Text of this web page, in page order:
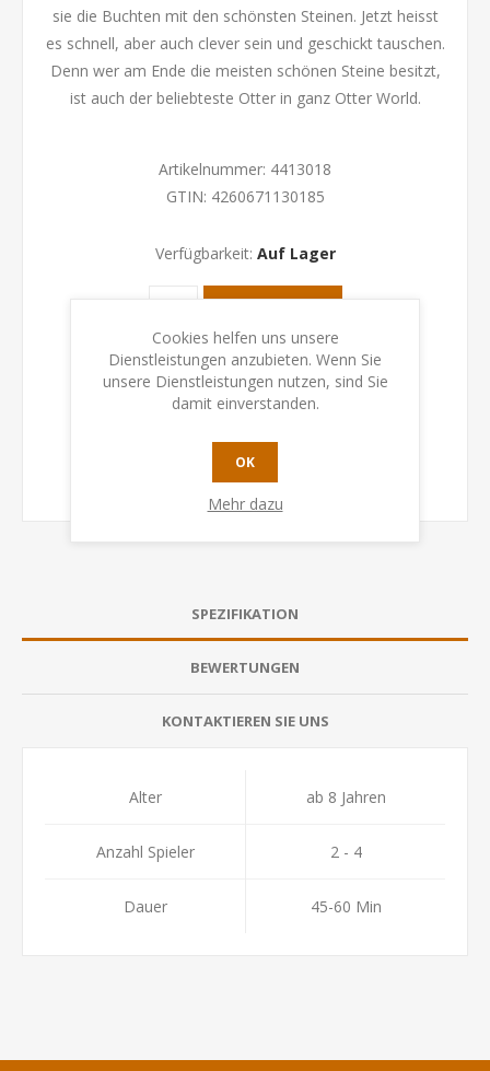
sie die Buchten mit den schönsten Steinen. Jetzt heisst
es schnell, aber auch clever sein und geschickt tauschen.
Denn wer am Ende die meisten schönen Steine besitzt,
ist auch der beliebteste Otter in ganz Otter World.
Artikelnummer: 4413018
GTIN: 4260671130185
Verfügbarkeit: Auf Lager
SPEZIFIKATION
BEWERTUNGEN
KONTAKTIEREN SIE UNS
Alter ab 8 Jahren
Anzahl Spieler 2 - 4
Dauer 45-60 Min
Cookies helfen uns unsere
Dienstleistungen anzubieten. Wenn Sie
unsere Dienstleistungen nutzen, sind Sie
damit einverstanden.
OK
Mehr dazu